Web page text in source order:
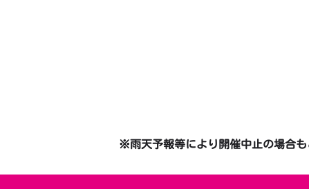
※雨天予報等により開催中止の場合